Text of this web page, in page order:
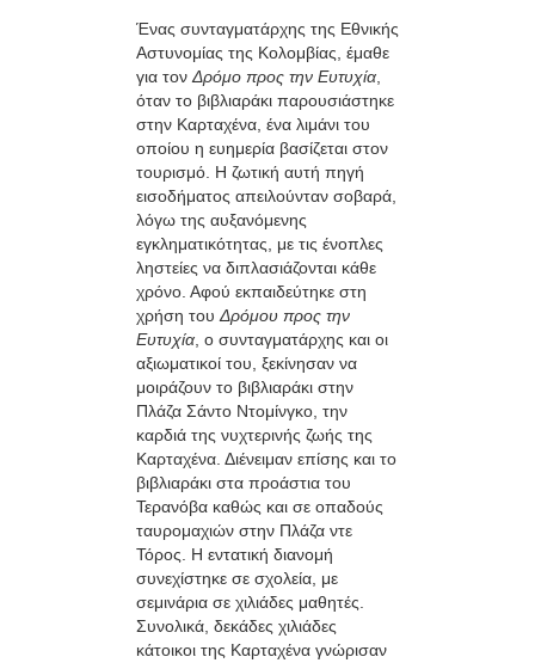
Ένας συνταγματάρχης της Εθνικής
Αστυνομίας της Κολομβίας, έμαθε
για τονΔρόμο προς την Ευτυχία,
όταν το βιβλιαράκι παρουσιάστηκε
στην Καρταχένα, ένα λιμάνι του
οποίου η ευημερία βασίζεται στον
τουρισμό. Η ζωτική αυτή πηγή
εισοδήματος απειλούνταν σοβαρά,
λόγω της αυξανόμενης
εγκληματικότητας, με τις ένοπλες
ληστείες να διπλασιάζονται κάθε
χρόνο. Αφού εκπαιδεύτηκε στη
χρήση τουΔρόμου προς την
Ευτυχία, ο συνταγματάρχης και οι
αξιωματικοί του, ξεκίνησαν να
μοιράζουν το βιβλιαράκι στην
Πλάζα Σάντο Ντομίνγκο, την
καρδιά της νυχτερινής ζωής της
Καρταχένα. Διένειμαν επίσης και το
βιβλιαράκι στα προάστια του
Τερανόβα καθώς και σε οπαδούς
ταυρομαχιών στην Πλάζα ντε
Τόρος. Η εντατική διανομή
συνεχίστηκε σε σχολεία, με
σεμινάρια σε χιλιάδες μαθητές.
Συνολικά, δεκάδες χιλιάδες
κάτοικοι της Καρταχένα γνώρισαν